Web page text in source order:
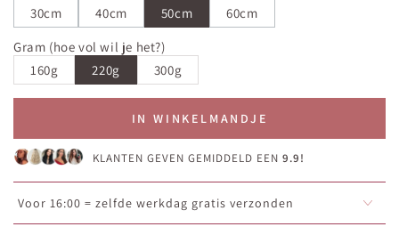
30cm
40cm 50cm
60cm
Gram (hoe vol wil je het?)
160g
220g 300g
IN WINKELMANDJE
KLANTEN GEVEN GEMIDDELD EEN 9.9!
Voor 16:00 = zelfde werkdag gratis verzonden